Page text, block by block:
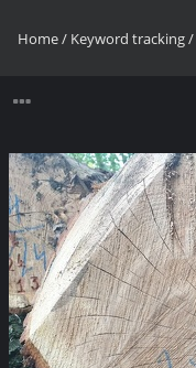
Home/ Keyword tracking/